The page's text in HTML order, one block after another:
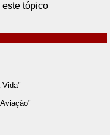
tópico
Vida"